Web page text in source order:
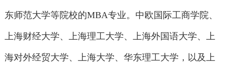
东师范大学等院校的MBA专业。中欧国际工商学院、
上海财经大学、上海理工大学、上海外国语大学、上
海对外经贸大学、上海大学、华东理工大学，以及上